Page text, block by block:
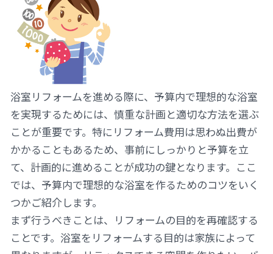
浴室リフォームを進める際に、予算内で理想的な浴室
を実現するためには、慎重な計画と適切な方法を選ぶ
ことが重要です。特にリフォーム費用は思わぬ出費が
かかることもあるため、事前にしっかりと予算を立
て、計画的に進めることが成功の鍵となります。ここ
では、予算内で理想的な浴室を作るためのコツをいく
つかご紹介します。
まず行うべきことは、リフォームの目的を再確認する
ことです。浴室をリフォームする目的は家族によって